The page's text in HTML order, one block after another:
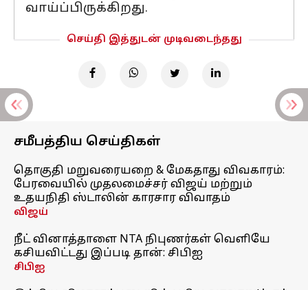
வாய்ப்பிருக்கிறது.
செய்தி இத்துடன் முடிவடைந்தது
சமீபத்திய செய்திகள்
தொகுதி மறுவரையறை & மேகதாது விவகாரம்:
பேரவையில் முதலமைச்சர் விஜய் மற்றும்
உதயநிதி ஸ்டாலின் காரசார விவாதம்
விஜய்
நீட் வினாத்தாளை NTA நிபுணர்கள் வெளியே
கசியவிட்டது இப்படி தான்: சிபிஐ
சிபிஐ